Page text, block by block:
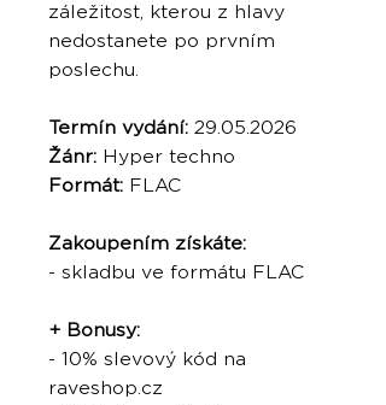
záležitost, kterou z hlavy
nedostanete po prvním
poslechu.
Termín vydání: 29.05.2026
Žánr: Hyper techno
Formát: FLAC
Zakoupením získáte:
- skladbu ve formátu FLAC
+ Bonusy:
- 10% slevový kód na
raveshop.cz